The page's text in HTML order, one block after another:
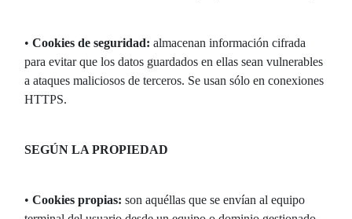
• Cookies de seguridad: almacenan información cifrada
para evitar que los datos guardados en ellas sean vulnerables
a ataques maliciosos de terceros. Se usan sólo en conexiones
HTTPS.
SEGÚN LA PROPIEDAD
• Cookies propias: son aquéllas que se envían al equipo